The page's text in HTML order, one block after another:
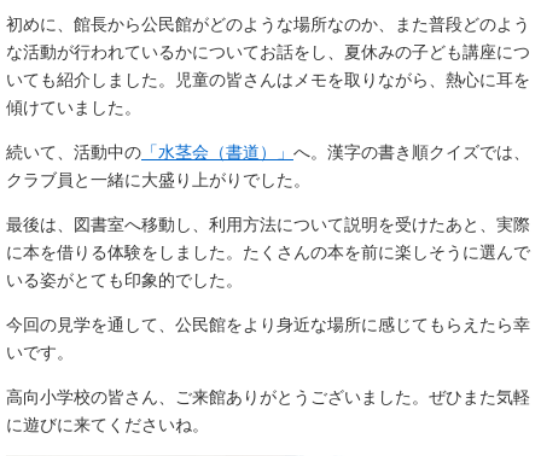
初めに、館長から公民館がどのような場所なのか、また普段どのよう
な活動が行われているかについてお話をし、夏休みの子ども講座につ
いても紹介しました。児童の皆さんはメモを取りながら、熱心に耳を
傾けていました。
続いて、活動中の 「水茎会（書道）」 へ。漢字の書き順クイズでは、
クラブ員と一緒に大盛り上がりでした。
最後は、図書室へ移動し、利用方法について説明を受けたあと、実際
に本を借りる体験をしました。たくさんの本を前に楽しそうに選んで
いる姿がとても印象的でした。
今回の見学を通して、公民館をより身近な場所に感じてもらえたら幸
いです。
高向小学校の皆さん、ご来館ありがとうございました。ぜひまた気軽
に遊びに来てくださいね。